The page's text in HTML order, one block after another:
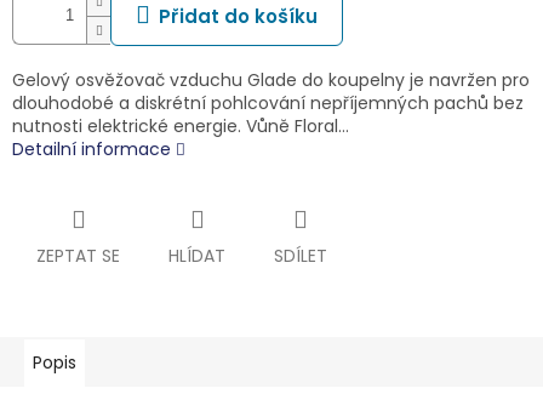
Přidat do košíku
Gelový osvěžovač vzduchu Glade do koupelny je navržen pro
dlouhodobé a diskrétní pohlcování nepříjemných pachů bez
nutnosti elektrické energie. Vůně Floral…
Detailní informace
ZEPTAT SE HLÍDAT SDÍLET
Popis